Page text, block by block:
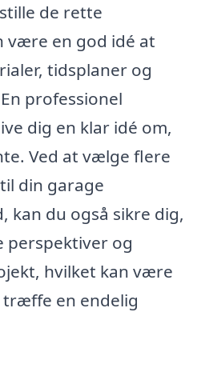
de rette
være en god idé at
tidsplaner og
professionel
dig en klar idé om,
Ved at vælge flere
din garage
kan du også sikre dig,
perspektiver og
hvilket kan være
en endelig